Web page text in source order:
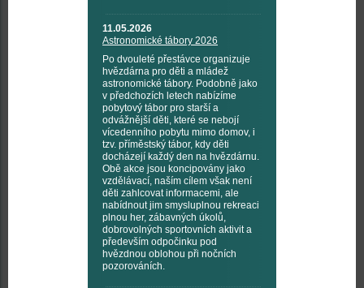
11.05.2026
Astronomické tábory 2026
Po dvouleté přestávce organizuje
hvězdárna pro děti a mládež
astronomické tábory. Podobně jako
v předchozích letech nabízíme
pobytový tábor pro starší a
odvážnější děti, které se nebojí
vícedenního pobytu mimo domov, i
tzv. příměstský tábor, kdy děti
docházejí každý den na hvězdárnu.
Obě akce jsou koncipovány jako
vzdělávací, naším cílem však není
děti zahlcovat informacemi, ale
nabídnout jim smysluplnou rekreaci
plnou her, zábavných úkolů,
dobrovolných sportovních aktivit a
především odpočinku pod
hvězdnou oblohou při nočních
pozorováních.